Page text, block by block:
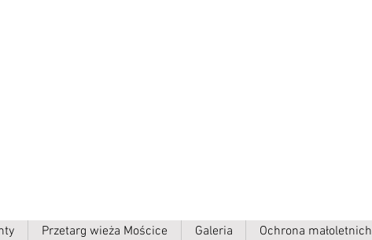
Przetarg wieża Mościce Galeria Ochrona małoletnich